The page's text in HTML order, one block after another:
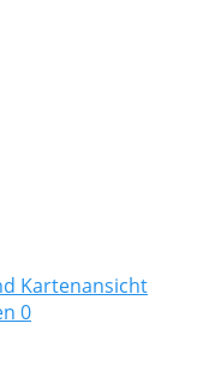
Kartenansicht
0